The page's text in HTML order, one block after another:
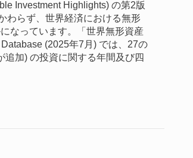
Investment Highlights) の第2版
わらず、世界経済における無形
なっています。「世界無形資産
(2025年7月) では、27の
加) の投資に関する年間及び四